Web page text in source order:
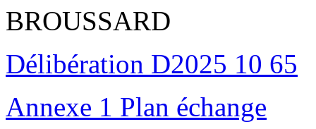
BROUSSARD
Délibération D2025 10 65
Annexe 1 Plan échange